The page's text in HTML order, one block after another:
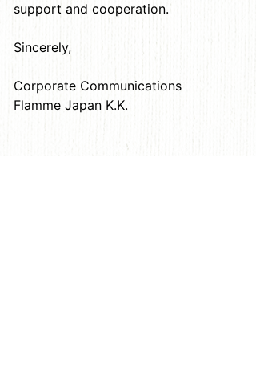
support and cooperation.
Sincerely,
Corporate Communications
Flamme Japan K.K.